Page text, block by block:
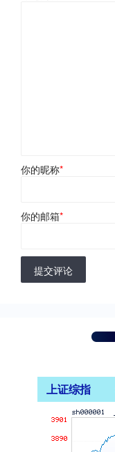
你的昵称*
你的邮箱*
提交评论
上证综指